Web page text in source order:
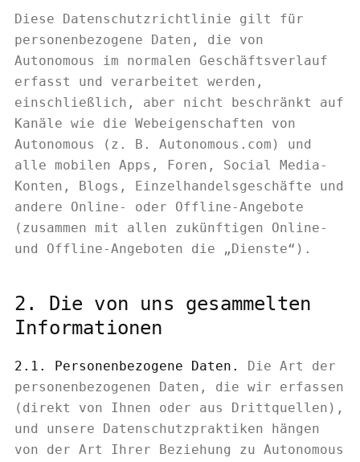
Diese Datenschutzrichtlinie gilt für
personenbezogene Daten, die von
Autonomous im normalen Geschäftsverlauf
erfasst und verarbeitet werden,
einschließlich, aber nicht beschränkt auf
Kanäle wie die Webeigenschaften von
Autonomous (z. B. Autonomous.com) und
alle mobilen Apps, Foren, Social Media-
Konten, Blogs, Einzelhandelsgeschäfte und
andere Online- oder Offline-Angebote
(zusammen mit allen zukünftigen Online-
und Offline-Angeboten die „Dienste“).
2. Die von uns gesammelten
Informationen
2.1. Personenbezogene Daten.
Die Art der
personenbezogenen Daten, die wir erfassen
(direkt von Ihnen oder aus Drittquellen),
und unsere Datenschutzpraktiken hängen
von der Art Ihrer Beziehung zu Autonomous